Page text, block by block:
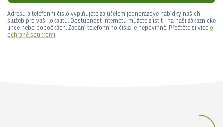
Adresu a telefonní číslo vyplňujete za účelem jednorázové nabídky našich
služeb pro vaši lokalitu. Dostupnost internetu můžete zjistit i na naší zákaznické
lince nebo pobočkách. Zadání telefonního čísla je nepovinné. Přečtěte si více o
ochraně soukromí.